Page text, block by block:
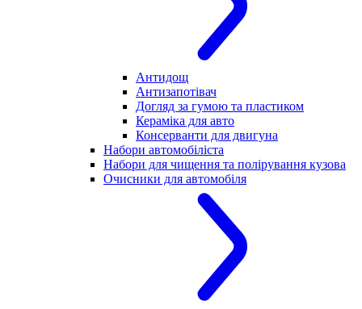
Антидощ
Антизапотівач
Догляд за гумою та пластиком
Кераміка для авто
Консерванти для двигуна
Набори автомобіліста
Набори для чищення та полірування кузова
Очисники для автомобіля